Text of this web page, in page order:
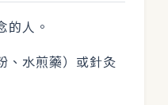
的人。
、水煎藥）或針灸